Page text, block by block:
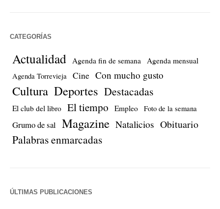
CATEGORÍAS
Actualidad Agenda fin de semana Agenda mensual
Agenda Torrevieja Cine Con mucho gusto
Cultura Deportes Destacadas
El club del libro El tiempo Empleo Foto de la semana
Grumo de sal Magazine Natalicios Obituario
Palabras enmarcadas
ÚLTIMAS PUBLICACIONES